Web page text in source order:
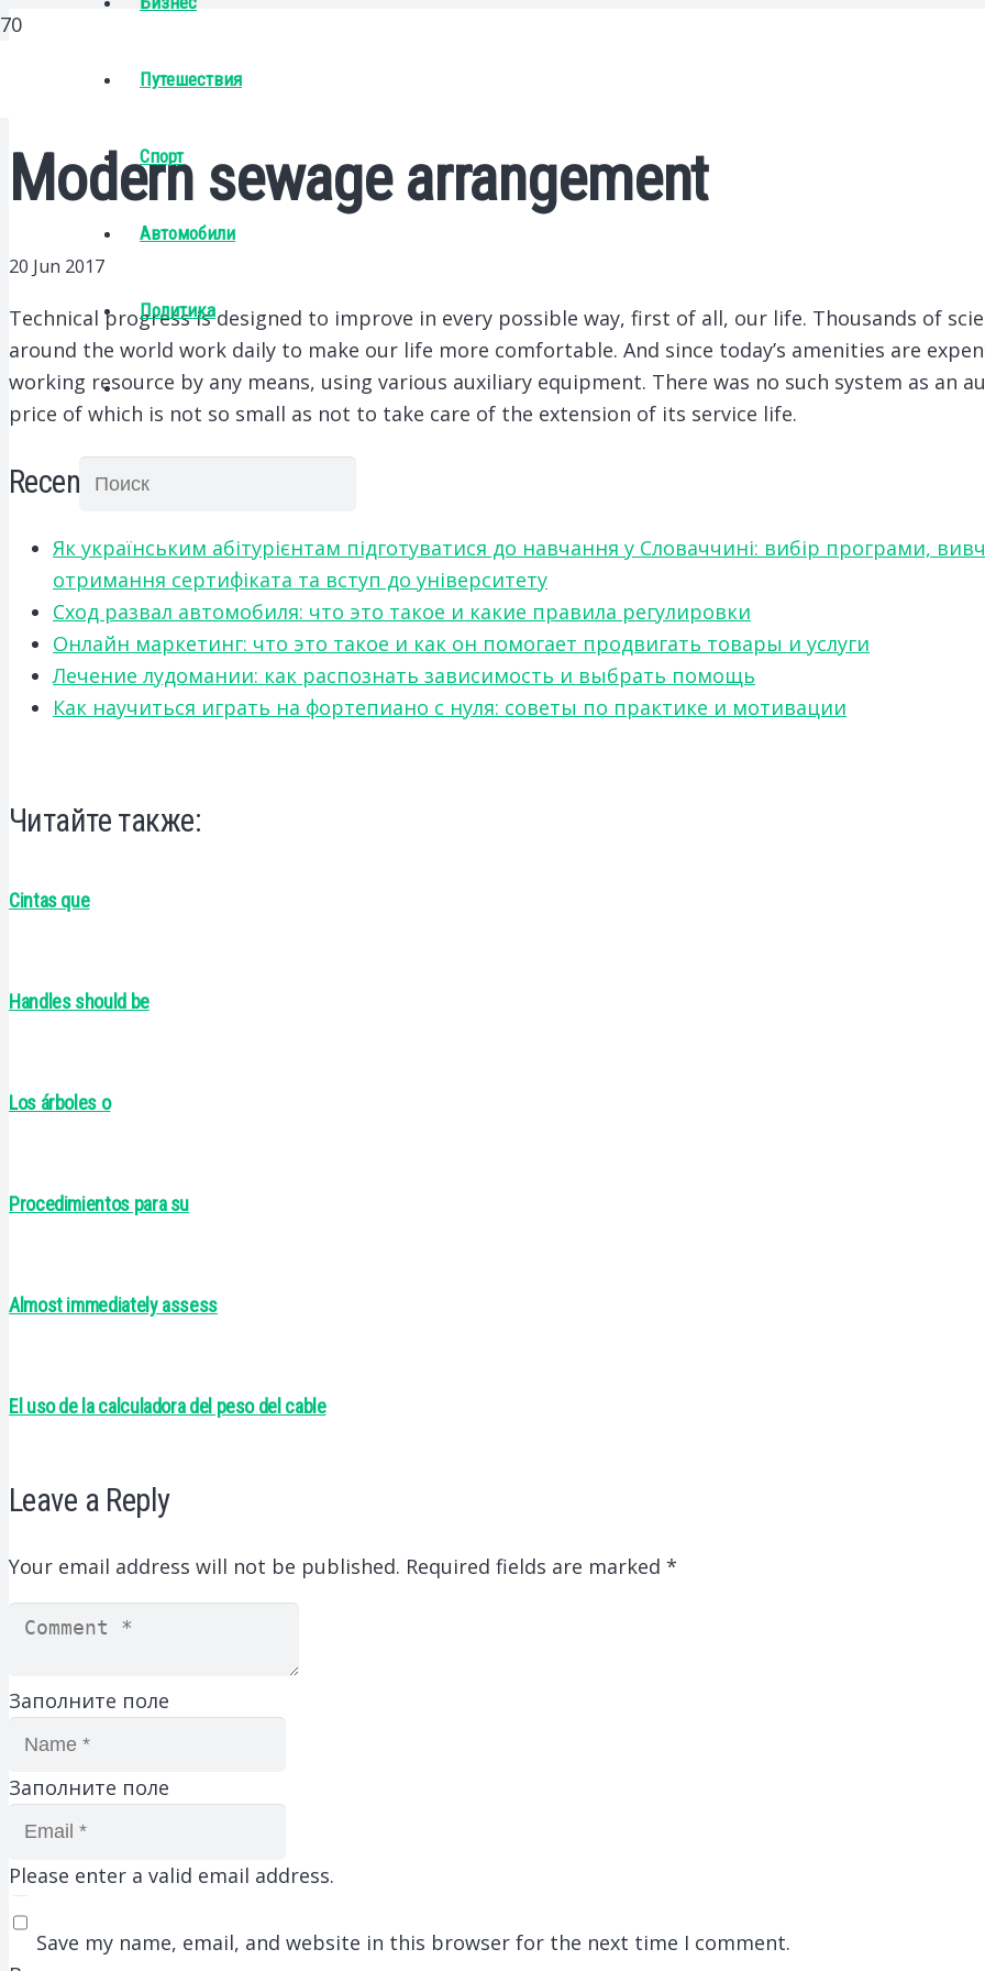
Путешествия
Спорт
Автомобили
Политика
Modern sewage arrangement
20 Jun 2017
Technical progress is designed to improve in every possible way, first of all, our life. Thousands of
around the world work daily to make our life more comfortable. And since today’s amenities are
working resource by any means, using various auxiliary equipment. There was no such system as an
price of which is not so small as not to take care of the extension of its service life.
Recent Posts
Як українським абітурієнтам підготуватися до навчання у Словаччині: вибір програми,
отримання сертифіката та вступ до університету
Сход развал автомобиля: что это такое и какие правила регулировки
Онлайн маркетинг: что это такое и как он помогает продвигать товары и услуги
Лечение лудомании: как распознать зависимость и выбрать помощь
Как научиться играть на фортепиано с нуля: советы по практике и мотивации
Читайте также:
Cintas que
Handles should be
Los árboles o
Procedimientos para su
Almost immediately assess
El uso de la calculadora del peso del cable
Leave a Reply
Your email address will not be published. Required fields are marked *
Заполните поле
Заполните поле
Please enter a valid email address.
Save my name, email, and website in this browser for the next time I comment.